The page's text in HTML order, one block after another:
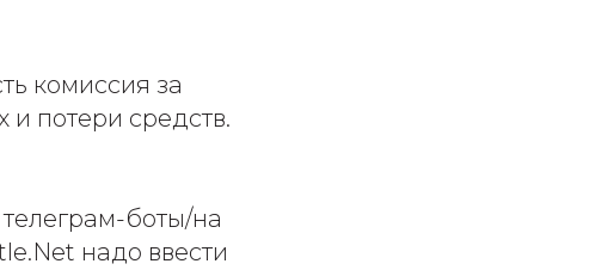
комиссия за
и потери средств.
боты/на
надо ввести